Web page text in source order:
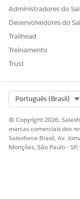
Administradores do
Desenvolvedores do
Trailhead
Treinamento
Trust
Português (Brasil)
© Copyright 2026,
marcas comerciais dos
Salesforce Brasil, Av.
Monções, São Paulo -